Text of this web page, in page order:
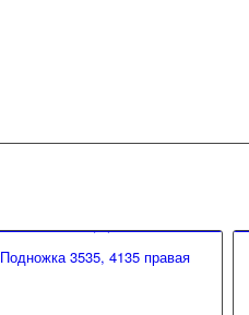
Подножка 3535, 4135 правая